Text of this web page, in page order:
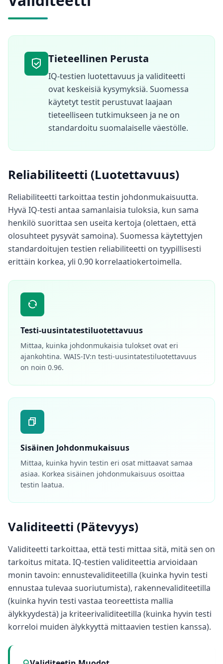
Tieteellinen Perusta
IQ-testien luotettavuus ja validiteetti
ovat keskeisiä kysymyksiä. Suomessa
käytetyt testit perustuvat laajaan
tieteelliseen tutkimukseen ja ne on
standardoitu suomalaiselle väestölle.
Reliabiliteetti (Luotettavuus)
Reliabiliteetti tarkoittaa testin johdonmukaisuutta.
Hyvä IQ-testi antaa samanlaisia tuloksia, kun sama
henkilö suorittaa sen useita kertoja (olettaen, että
olosuhteet pysyvät samoina). Suomessa käytettyjen
standardoitujen testien reliabiliteetti on tyypillisesti
erittäin korkea, yli 0.90 korrelaatiokertoimella.
Testi-uusintatestiluotettavuus
Mittaa, kuinka johdonmukaisia tulokset ovat eri
ajankohtina. WAIS-IV:n testi-uusintatestiluotettavuus
on noin 0.96.
Sisäinen Johdonmukaisuus
Mittaa, kuinka hyvin testin eri osat mittaavat samaa
asiaa. Korkea sisäinen johdonmukaisuus osoittaa
testin laatua.
Validiteetti (Pätevyys)
Validiteetti tarkoittaa, että testi mittaa sitä, mitä sen on
tarkoitus mitata. IQ-testien validiteettia arvioidaan
monin tavoin: ennustevaliditeetilla (kuinka hyvin testi
ennustaa tulevaa suoriutumista), rakennevaliditeetilla
(kuinka hyvin testi vastaa teoreettista mallia
älykkyydestä) ja kriteerivaliditeetilla (kuinka hyvin testi
korreloi muiden älykkyyttä mittaavien testien kanssa).